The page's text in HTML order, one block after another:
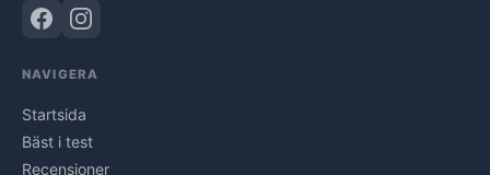
NAVIGERA
Startsida
Bäst i test
Recensioner